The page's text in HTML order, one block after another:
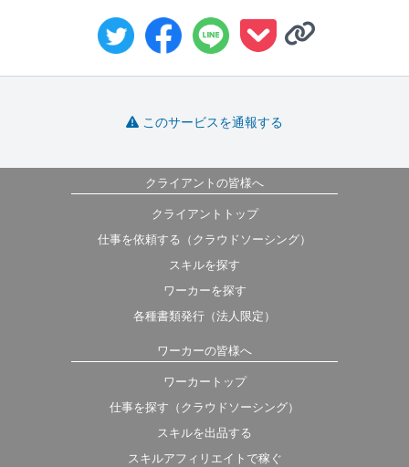
このサービスを通報する
クライアントの皆様へ
クライアントトップ
仕事を依頼する（クラウドソーシング）
スキルを探す
ワーカーを探す
各種書類発行（法人限定）
ワーカーの皆様へ
ワーカートップ
仕事を探す（クラウドソーシング）
スキルを出品する
スキルアフィリエイトで稼ぐ